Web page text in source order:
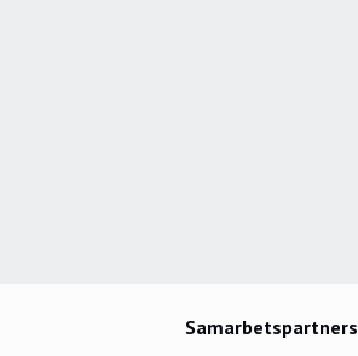
Samarbetspartners